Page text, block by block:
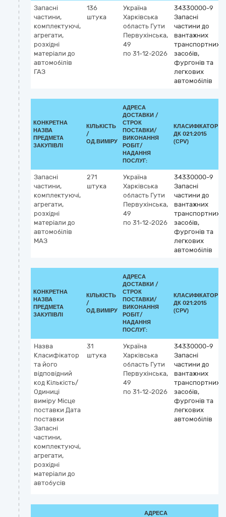
Запасні
частини,
комплектуючі,
агрегати,
розхідні
матеріали до
автомобілів
ГАЗ
136
штука
Україна
Харківська
область Гути
Первухінська,
49
по 31-12-2026
34330000-9
Запасні
частини до
вантажних
транспортних
засобів,
фургонів та
легкових
автомобілів
КОНКРЕТНА
НАЗВА
ПРЕДМЕТА
ЗАКУПІВЛІ
КІЛЬКІСТЬ
/
ОД.ВИМІРУ
АДРЕСА
ДОСТАВКИ /
СТРОК
ПОСТАВКИ/
ВИКОНАННЯ
РОБІТ/
НАДАННЯ
ПОСЛУГ:
КЛАСИФІКАТОР
ДК 021:2015
(CPV)
Запасні
частини,
комплектуючі,
агрегати,
розхідні
матеріали до
автомобілів
МАЗ
271
штука
Україна
Харківська
область Гути
Первухінська,
49
по 31-12-2026
34330000-9
Запасні
частини до
вантажних
транспортних
засобів,
фургонів та
легкових
автомобілів
КОНКРЕТНА
НАЗВА
ПРЕДМЕТА
ЗАКУПІВЛІ
КІЛЬКІСТЬ
/
ОД.ВИМІРУ
АДРЕСА
ДОСТАВКИ /
СТРОК
ПОСТАВКИ/
ВИКОНАННЯ
РОБІТ/
НАДАННЯ
ПОСЛУГ:
КЛАСИФІКАТОР
ДК 021:2015
(CPV)
Назва
Класифікатор
та його
відповідний
код Кількість/
Одиниці
виміру Місце
поставки Дата
поставки
Запасні
частини,
комплектуючі,
агрегати,
розхідні
матеріали до
автобусів
31
штука
Україна
Харківська
область Гути
Первухінська,
49
по 31-12-2026
34330000-9
Запасні
частини до
вантажних
транспортних
засобів,
фургонів та
легкових
автомобілів
АДРЕСА